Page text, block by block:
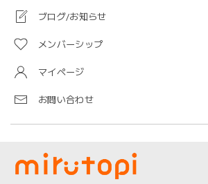
ブログ/お知らせ
メンバーシップ
マイページ
お問い合わせ